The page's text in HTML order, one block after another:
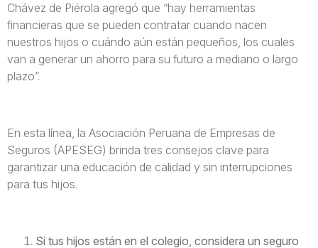
Chávez de Piérola agregó que “hay herramientas
financieras que se pueden contratar cuando nacen
nuestros hijos o cuándo aún están pequeños, los cuales
van a generar un ahorro para su futuro a mediano o largo
plazo”.
En esta línea, la Asociación Peruana de Empresas de
Seguros (APESEG) brinda tres consejos clave para
garantizar una educación de calidad y sin interrupciones
para tus hijos.
Si tus hijos están en el colegio, considera un seguro